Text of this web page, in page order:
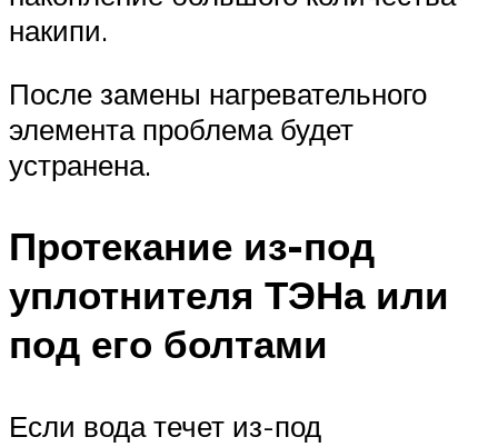
накипи.
После замены нагревательного
элемента проблема будет
устранена.
Протекание из-под
уплотнителя ТЭНа или
под его болтами
Если вода течет из-под